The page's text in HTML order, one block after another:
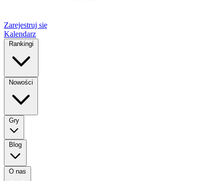
Zarejestruj się
Kalendarz
Rankingi
Nowości
Gry
Blog
O nas